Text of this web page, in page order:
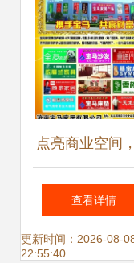
点亮商业空间
就品牌梦想——
业代理家具广场
查看详情
更新时间：2026-08-
22:55:40